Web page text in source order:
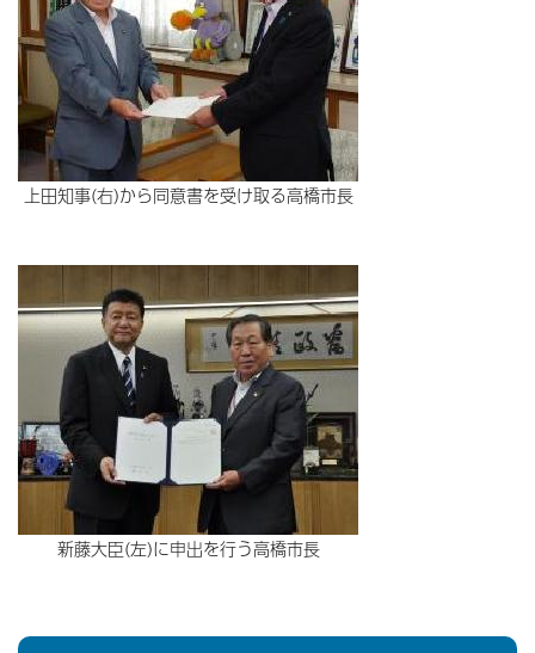
上田知事(右)から同意書を受け取る高橋市長
新藤大臣(左)に申出を行う高橋市長